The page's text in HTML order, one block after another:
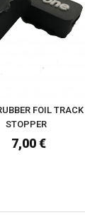
FOIL TRACK
STOPPER
7,00 €